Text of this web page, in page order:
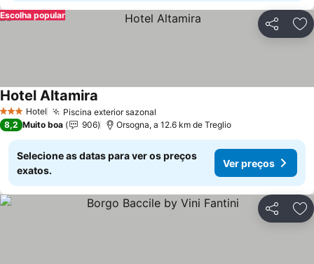
Partilhar
Escolha popular
3 EstrelasHotel Piscina exterior sazonal
Hotel Altamira
8,2 Muito boa 906 Orsogna, a 12.6 km de Treglio
Selecione as datas para ver os preços
exatos.
Ver preços
Partilhar